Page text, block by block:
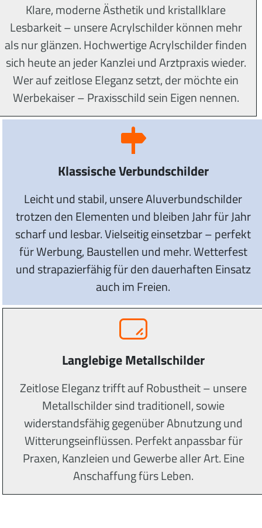
Klare, moderne Ästhetik und kristallklare
Lesbarkeit – unsere Acrylschilder können mehr
als nur glänzen. Hochwertige Acrylschilder finden
sich heute an jeder Kanzlei und Arztpraxis wieder.
Wer auf zeitlose Eleganz setzt, der möchte ein
Werbekaiser – Praxisschild sein Eigen nennen.
Klassische Verbundschilder
Leicht und stabil, unsere Aluverbundschilder
trotzen den Elementen und bleiben Jahr für Jahr
scharf und lesbar. Vielseitig einsetzbar – perfekt
für Werbung, Baustellen und mehr. Wetterfest
und strapazierfähig für den dauerhaften Einsatz
auch im Freien.
Langlebige Metallschilder
Zeitlose Eleganz trifft auf Robustheit – unsere
Metallschilder sind traditionell, sowie
widerstandsfähig gegenüber Abnutzung und
Witterungseinflüssen. Perfekt anpassbar für
Praxen, Kanzleien und Gewerbe aller Art. Eine
Anschaffung fürs Leben.